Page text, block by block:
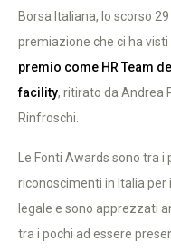
Borsa Italiana, lo scorso
premiazione che ci ha
premio come HR Team
facility, ritirato da Andrea
Rinfroschi.
Le Fonti Awards sono tra
riconoscimenti in Italia
legale e sono apprezzati
tra i pochi ad essere